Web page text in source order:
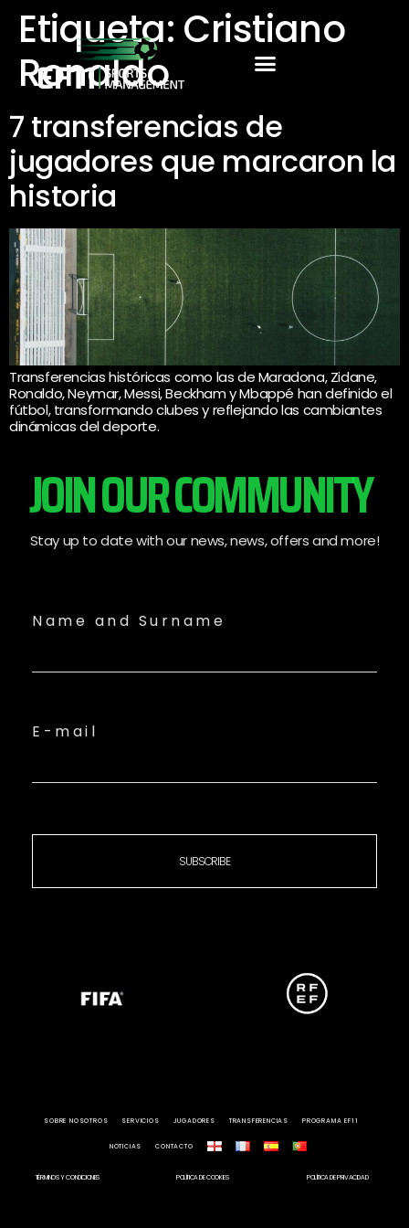
Etiqueta: Cristiano
Ronaldo
7 transferencias de
jugadores que marcaron la
historia
Transferencias históricas como las de Maradona, Zidane,
Ronaldo, Neymar, Messi, Beckham y Mbappé han definido el
fútbol, transformando clubes y reflejando las cambiantes
dinámicas del deporte.
JOIN OUR COMMUNITY
Stay up to date with our news, news, offers and more!
Name and Surname
E-mail
SUBSCRIBE
SOBRE NOSOTROS SERVICIOS JUGADORES TRANSFERENCIAS PROGRAMA EF11
NOTICIAS CONTACTO
TÉRMINOS Y CONDICIONES POLÍTICA DE COOKIES POLÍTICA DE PRIVACIDAD